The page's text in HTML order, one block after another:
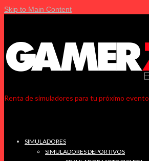
Skip to Main Content
Renta de simuladores para tu próximo evento
SIMULADORES
SIMULADORES DEPORTIVOS